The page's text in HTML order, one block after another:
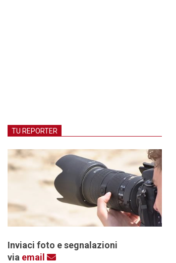
TU REPORTER
Inviaci foto e segnalazioni
via email